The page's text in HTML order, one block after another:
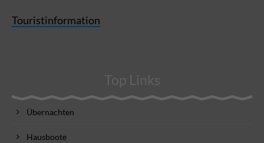
Touristinformation
Top Links
Übernachten
Hausboote